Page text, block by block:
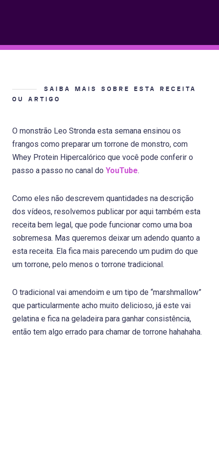
SAIBA MAIS SOBRE ESTA RECEITA
OU ARTIGO
O monstrão Leo Stronda esta semana ensinou os
frangos como preparar um torrone de monstro, com
Whey Protein Hipercalórico que você pode conferir o
passo a passo no canal do YouTube.
Como eles não descrevem quantidades na descrição
dos vídeos, resolvemos publicar por aqui também esta
receita bem legal, que pode funcionar como uma boa
sobremesa. Mas queremos deixar um adendo quanto a
esta receita. Ela fica mais parecendo um pudim do que
um torrone, pelo menos o torrone tradicional.
O tradicional vai amendoim e um tipo de “marshmallow”
que particularmente acho muito delicioso, já este vai
gelatina e fica na geladeira para ganhar consistência,
então tem algo errado para chamar de torrone hahahaha.